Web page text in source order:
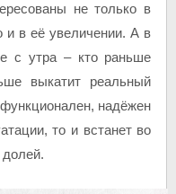
не только в
и в её увеличении. А в
с утра – кто раньше
выкатит реальный
надёжен
то и встанет во
долей.